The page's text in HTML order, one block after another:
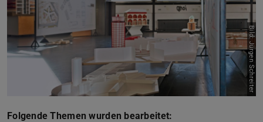
Bild: Jürgen Schreiter
Folgende Themen wurden bearbeitet: